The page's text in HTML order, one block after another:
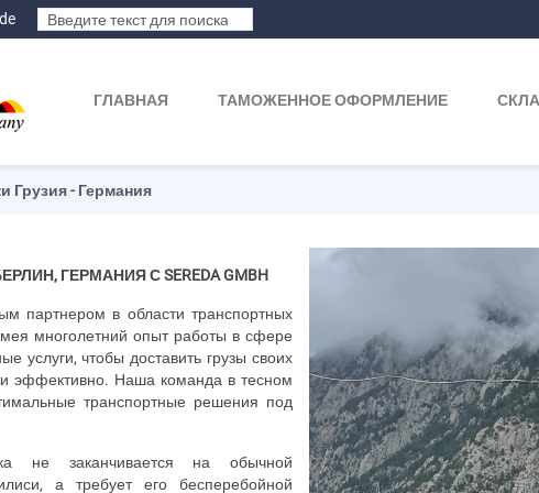
ГЛАВНАЯ ТАМОЖЕННОЕ ОФОРМЛЕНИЕ
Грузия - Германия
ГЕРМАНИЯ СSEREDAGMBH
партнером в области транспортных
многолетний опыт работы в сфере
услуги, чтобы доставить грузы своих
и эффективно. Наша команда в тесном
транспортные решения под
не заканчивается на обычной
а требует его бесперебойной